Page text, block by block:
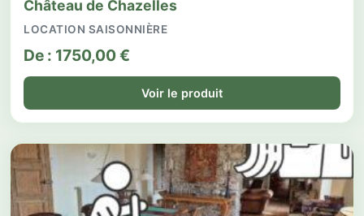
Château de Chazelles
LOCATION SAISONNIÈRE
De : 1750,00€
Voir le produit